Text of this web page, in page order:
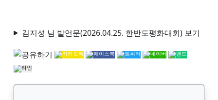
김지성 님 발언문(2026.04.25. 한반도평화대회) 보기